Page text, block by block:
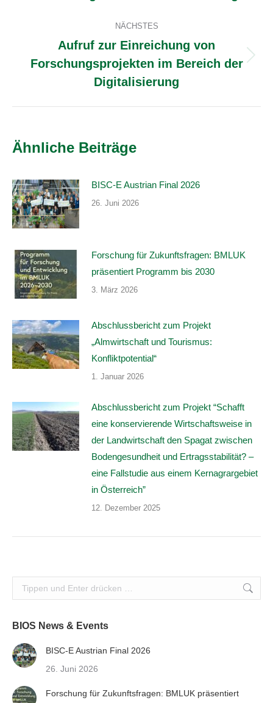
NÄCHSTES
Nächster
Beitrag:
Aufruf zur Einreichung von
Forschungsprojekten im Bereich der
Digitalisierung
Ähnliche Beiträge
BISC-E Austrian Final 2026
26. Juni 2026
Forschung für Zukunftsfragen: BMLUK
präsentiert Programm bis 2030
3. März 2026
Abschlussbericht zum Projekt
„Almwirtschaft und Tourismus:
Konfliktpotential“
1. Januar 2026
Abschlussbericht zum Projekt “Schafft
eine konservierende Wirtschaftsweise in
der Landwirtschaft den Spagat zwischen
Bodengesundheit und Ertragsstabilität? –
eine Fallstudie aus einem Kernagrargebiet
in Österreich”
12. Dezember 2025
Search:
BIOS News & Events
BISC-E Austrian Final 2026
26. Juni 2026
Forschung für Zukunftsfragen: BMLUK präsentiert